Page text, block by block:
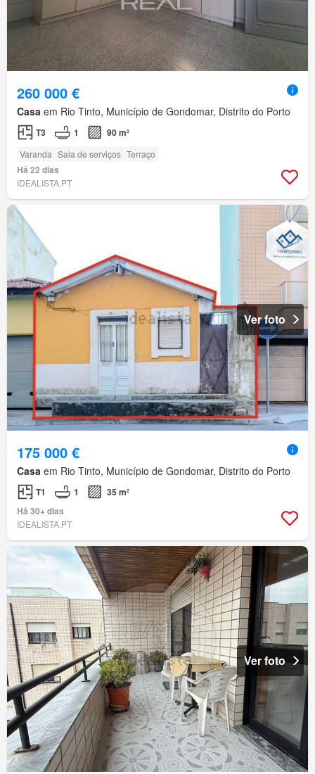
260 000 €
Casa em Rio Tinto, Município de Gondomar, Distrito do Porto
T3 1 90 m²
Varanda Sala de serviços Terraço
Há 22 dias
IDEALISTA.PT
Ver foto
175 000 €
Casa em Rio Tinto, Município de Gondomar, Distrito do Porto
T1 1
35 m²
Há 30+ dias
IDEALISTA.PT
Ver foto